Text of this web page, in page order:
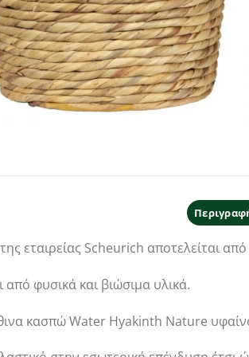
εταιρείας Scheurich αποτελείται
από φυσικά και βιώσιμα υλικά.
κασπώ Water Hyakinth Nature